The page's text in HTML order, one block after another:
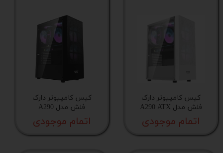
ساخت کشور
پورت USB 2.0
کیس کامپیوتر دارک
فلش مدل A290 ATX
اتمام موجودی
کیس کامپیوتر دارک
فلش مدل A290
اتمام موجودی